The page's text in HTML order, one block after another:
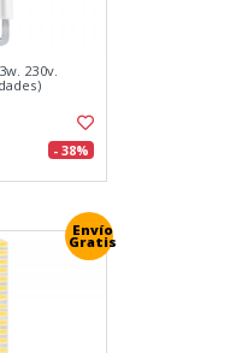
230v.
- 38%
Envío
Gratis